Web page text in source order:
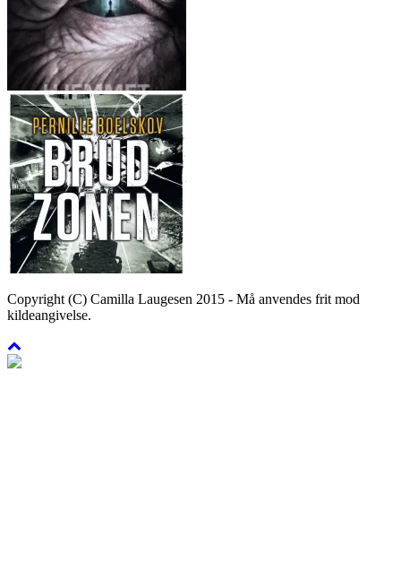
Copyright (C) Camilla Laugesen 2015 - Må anvendes frit mod
kildeangivelse.